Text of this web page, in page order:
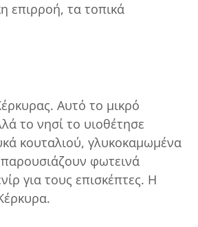
επιρροή, τα τοπικά
Αυτό το μικρό
το νησί το υιοθέτησε
κουταλιού, γλυκοκαμωμένα
φωτεινά
για τους επισκέπτες. Η